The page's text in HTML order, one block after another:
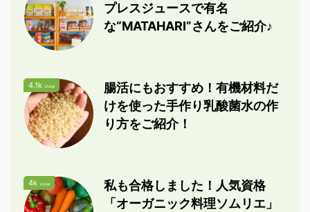
プレスジュースで有名
な“MATAHARI”さんをご紹介♪
4.1k view
腸活にもおすすめ！有機材料だ
けを使った手作り乳酸菌水の作
り方をご紹介！
4k view
私も合格しました！人気資格
「オーガニック料理ソムリエ」